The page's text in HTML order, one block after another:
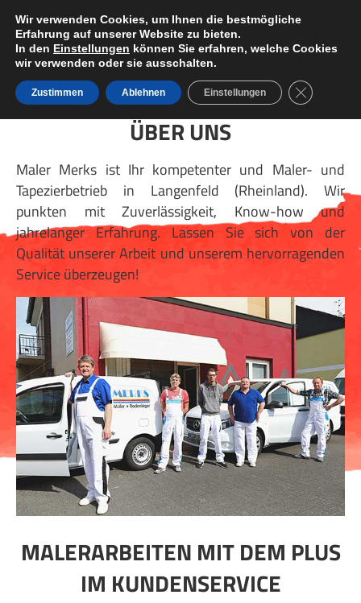
ÜBER UNS
Maler Merks ist Ihr kompetenter und Maler- und
Tapezierbetrieb in Langenfeld (Rheinland). Wir
punkten mit Zuverlässigkeit, Know-how und
jahrelanger Erfahrung. Lassen Sie sich von der
Qualität unserer Arbeit und unserem hervorragenden
Service überzeugen!
MALERARBEITEN MIT DEM PLUS
IM KUNDENSERVICE
Wir verwenden Cookies, um Ihnen die bestmögliche
Erfahrung auf unserer Website zu bieten.
In den Einstellungen können Sie erfahren, welche Cookies
wir verwenden oder sie ausschalten.
Zustimmen Ablehnen Einstellungen GDPR